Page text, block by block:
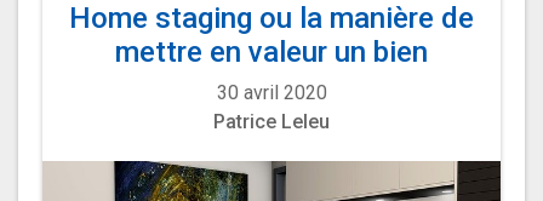
Home staging ou la manière de
mettre en valeur un bien
30 avril 2020
Patrice Leleu